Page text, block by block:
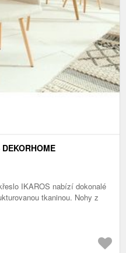
IKAROS nabízí dokonalé
tkaninou. Nohy z